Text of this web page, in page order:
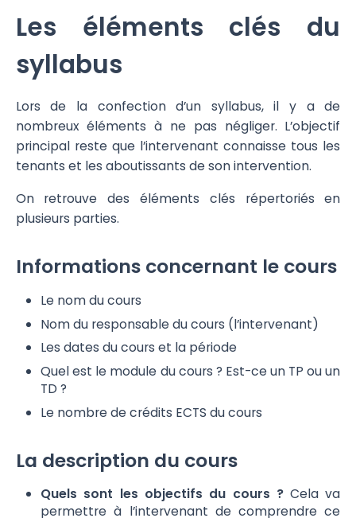
Les éléments clés du
syllabus
Lors de la confection d’un syllabus, il y a de
nombreux éléments à ne pas négliger. L’objectif
principal reste que l’intervenant connaisse tous les
tenants et les aboutissants de son intervention.
On retrouve des éléments clés répertoriés en
plusieurs parties.
Informations concernant le cours
Le nom du cours
Nom du responsable du cours (l’intervenant)
Les dates du cours et la période
Quel est le module du cours ? Est-ce un TP ou un
TD ?
Le nombre de crédits ECTS du cours
La description du cours
Quels sont les objectifs du cours ?Cela va
permettre à l’intervenant de comprendre ce